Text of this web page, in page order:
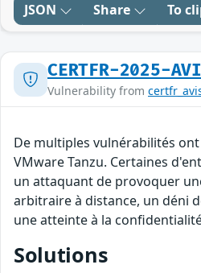
JSON Share To
CERTFR-2025-
Vulnerability from
De multiples vulnérabilités
VMware Tanzu. Certaines
un attaquant de provoquer
arbitraire à distance, un déni
une atteinte à la
Solutions